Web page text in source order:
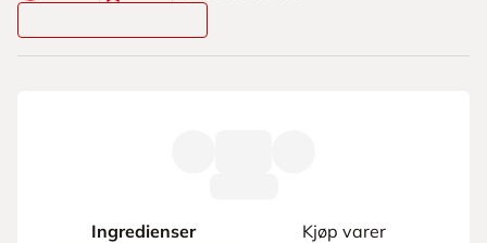
Ingredienser Kjøp varer